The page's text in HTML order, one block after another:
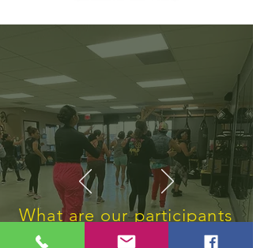
What are our participants
say